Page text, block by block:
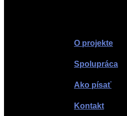
O projekte
Spolupráca
Ako písať
Kontakt